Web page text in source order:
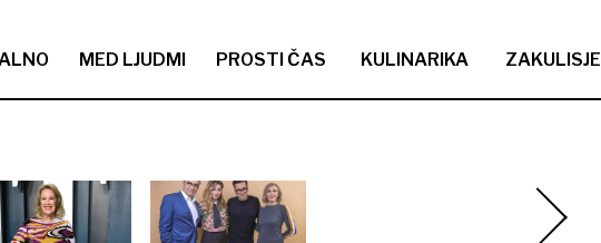
MED LJUDMI PROSTI ČAS KULINARIKA ZAKULISJE